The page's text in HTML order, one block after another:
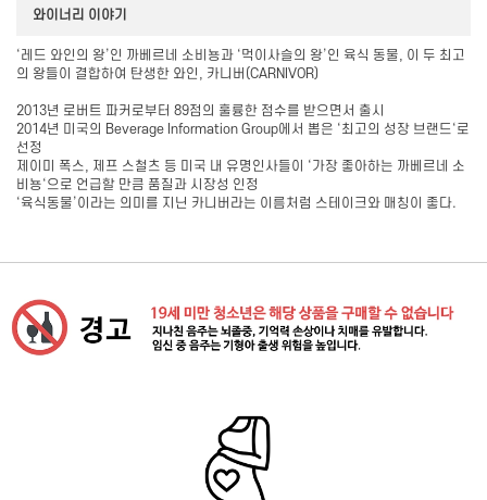
와이너리 이야기
‘레드 와인의 왕’인 까베르네 소비뇽과 ‘먹이사슬의 왕’인 육식 동물, 이 두 최고
의 왕들이 결합하여 탄생한 와인, 카니버(CARNIVOR)
2013년 로버트 파커로부터 89점의 훌륭한 점수를 받으면서 출시
2014년 미국의 Beverage Information Group에서 뽑은 ‘최고의 성장 브랜드‘로
선정
제이미 폭스, 제프 스철츠 등 미국 내 유명인사들이 ‘가장 좋아하는 까베르네 소
비뇽‘으로 언급할 만큼 품질과 시장성 인정
‘육식동물’이라는 의미를 지닌 카니버라는 이름처럼 스테이크와 매칭이 좋다.